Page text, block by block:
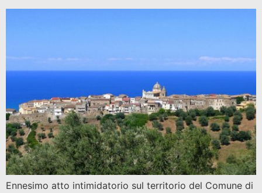
Ennesimo atto intimidatorio sul territorio del Comune di